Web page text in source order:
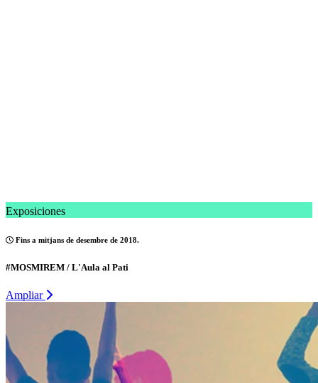
Exposiciones
Fins a mitjans de desembre de 2018.
#MOSMIREM / L'Aula al Pati
Ampliar